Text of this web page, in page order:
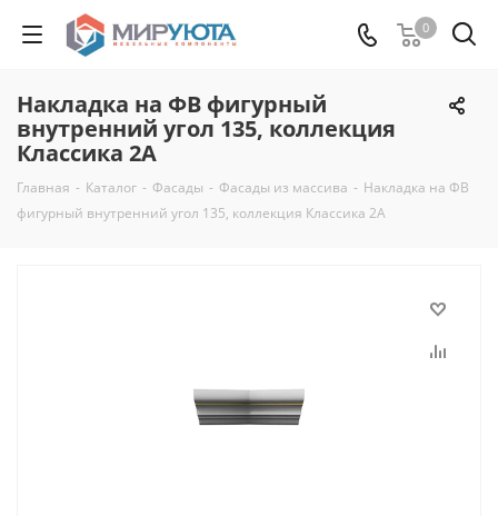
0
Накладка на ФВ фигурный
внутренний угол 135, коллекция
Классика 2А
Главная - Каталог - Фасады - Фасады из массива - Накладка на ФВ
фигурный внутренний угол 135, коллекция Классика 2А